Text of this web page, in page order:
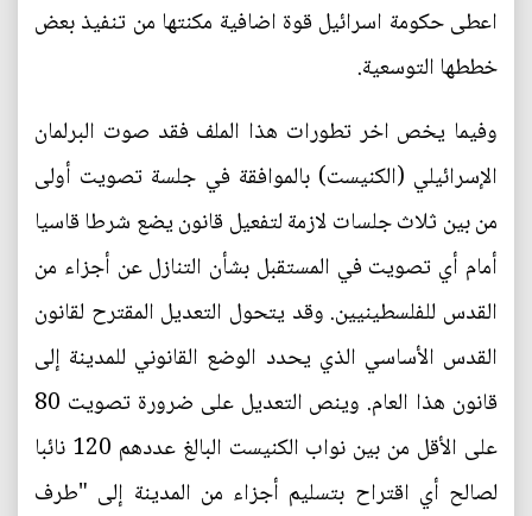
اعطى حكومة اسرائيل قوة اضافية مكنتها من تنفيذ بعض
خططها التوسعية.
وفيما يخص اخر تطورات هذا الملف فقد صوت البرلمان
الإسرائيلي (الكنيست) بالموافقة في جلسة تصويت أولى
من بين ثلاث جلسات لازمة لتفعيل قانون يضع شرطا قاسيا
أمام أي تصويت في المستقبل بشأن التنازل عن أجزاء من
القدس للفلسطينيين. وقد يتحول التعديل المقترح لقانون
القدس الأساسي الذي يحدد الوضع القانوني للمدينة إلى
قانون هذا العام. وينص التعديل على ضرورة تصويت 80
على الأقل من بين نواب الكنيست البالغ عددهم 120 نائبا
لصالح أي اقتراح بتسليم أجزاء من المدينة إلى "طرف